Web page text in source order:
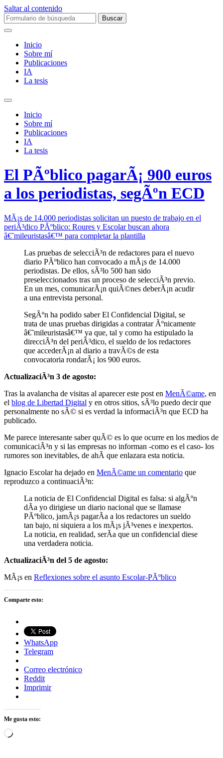
Saltar al contenido
Buscar:
Inicio
Sobre mí­
Publicaciones
IA
La tesis
Alternar
campo
búsqueda
Inicio
Sobre mí­
Publicaciones
IA
La tesis
El PÃºblico pagarÃ¡ 900 euros
a los periodistas, segÃºn ECD
MÃ¡s de 14.000 periodistas solicitan un puesto de trabajo en el
periÃ³dico PÃºblico: Roures y Escolar buscan ahora
â€˜mileuristasâ€™ para completar la plantilla
Las pruebas de selecciÃ³n de redactores para el nuevo
diario PÃºblico han convocado a mÃ¡s de 14.000
periodistas. De ellos, sÃ³lo 500 han sido
preseleccionados tras un proceso de selecciÃ³n previo.
En un mes, comunicarÃ¡n quiÃ©nes deberÃ¡n acudir
a una entrevista personal.
SegÃºn ha podido saber El Confidencial Digital, se
trata de unas pruebas dirigidas a contratar Ãºnicamente
â€˜mileuristasâ€™ ya que, tal y como ha estipulado la
direcciÃ³n del periÃ³dico, el sueldo de los redactores
que accederÃ¡n al diario a travÃ©s de esta
convocatoria rondarÃ¡ los 900 euros.
ActualizaciÃ³n 3 de agosto:
Tras la avalancha de visitas al aparecer este post en MenÃ©ame, en
el blog de Libertad Digital y en otros sitios, sÃ³lo puedo decir que
personalmente no sÃ© si es verdad la informaciÃ³n que ECD ha
publicado.
Me parece interesante saber quÃ© es lo que ocurre en los medios de
comunicaciÃ³n y si las empresas no informan -como es el caso- los
rumores son inevitables, de ahÃ­ que enlazara esta noticia.
Ignacio Escolar ha dejado en MenÃ©ame un comentario que
reproduzco a continuaciÃ³n:
La noticia de El Confidencial Digital es falsa: si algÃºn
dÃ­a yo dirigiese un diario nacional que se llamase
PÃºblico, jamÃ¡s pagarÃ­a a los redactores un sueldo
tan bajo, ni siquiera a los mÃ¡s jÃ³venes e inexpertos.
La noticia, en realidad, serÃ­a que un confidencial diese
una verdadera noticia.
ActualizaciÃ³n del 5 de agosto:
MÃ¡s en Reflexiones sobre el asunto Escolar-PÃºblico
Comparte esto:
WhatsApp
Telegram
Correo electrónico
Reddit
Imprimir
Me gusta esto:
Cargando...